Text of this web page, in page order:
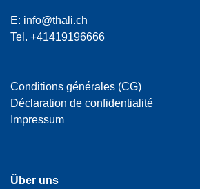
E: info@thali.ch
Tel. +41419196666
Conditions générales (CG)
Déclaration de confidentialité
Impressum
Über uns